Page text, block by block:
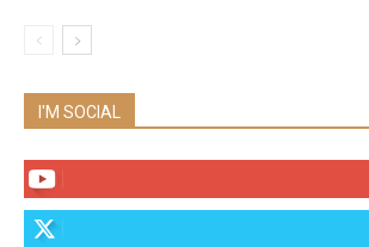
I'M SOCIAL